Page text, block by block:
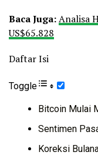
Baca Juga:Analisa
US$65.828
Daftar Isi
Toggle
Bitcoin Mulai
Sentimen
Koreksi